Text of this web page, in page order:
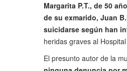
Margarita P.T., de 50
de su exmarido, Juan
suicidarse según han
heridas graves al
El presunto autor de la